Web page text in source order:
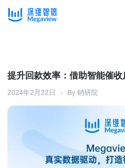
产品总览
产品集成
解决方案
按行业
消费医疗
客户案例
提升回款效率：借助智能催
2024年2月22日 By 销研院